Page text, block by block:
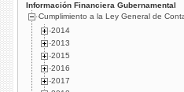
Información Financiera Gubernamental
Cumplimiento a la Ley General de
2014
2013
2015
2016
2017